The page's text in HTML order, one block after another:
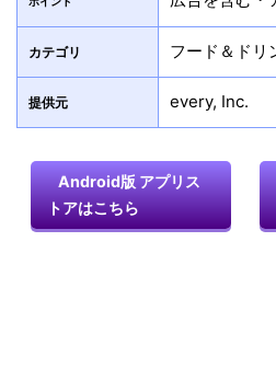
カテゴリ フード＆ドリ
提供元 every, Inc.
Android版 アプリス
トアはこちら